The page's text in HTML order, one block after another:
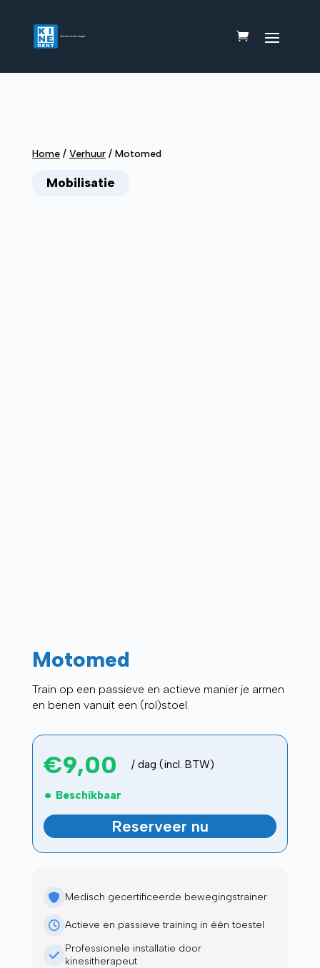
Home/ Verhuur/ Motomed
Mobilisatie
Motomed
Train op een passieve en actieve manier je armen
en benen vanuit een (rol)stoel.
€9,00 / dag (incl. BTW)
Beschikbaar
Reserveer nu
Medisch gecertificeerde bewegingstrainer
Actieve en passieve training in één toestel
Professionele installatie door
kinesitherapeut